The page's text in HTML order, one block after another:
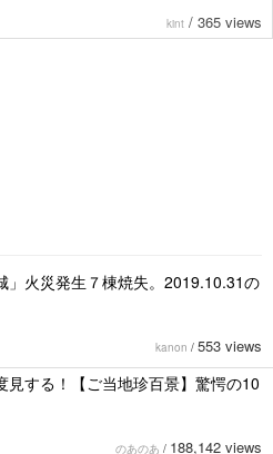
kint / 365 views
」火災発生７棟焼失。2019.10.31の
kanon / 553 views
見する！【ご当地珍百景】驚愕の10
のあのあ / 188,142 views